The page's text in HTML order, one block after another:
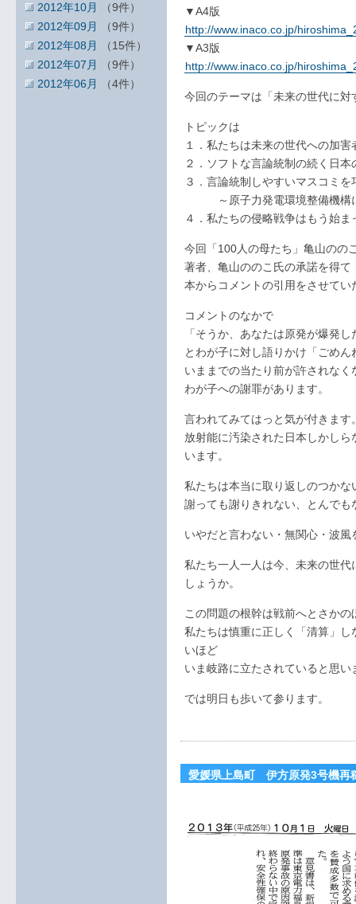
2012年10月
（9件）
2012年09月
（9件）
2012年08月
（15件）
2012年07月
（9件）
2012年06月
（4件）
▼A4版
http://www.inaco.co.jp/
▼A3版
http://www.inaco.co.jp/
今回のテーマは「未来の世代に
トピックは
１．私たちは未来の世代への加
２．ソフトな言論統制の続く日本
３．言論統制しやすいマスコミ
～原子力発電環境整備機構に
４．私たちの侵略戦争はもう始ま
今回「100人の母たち」亀山の
著者、亀山ののこ氏の承諾を得て
本からコメントの引用をさせてい
コメントのなかで
「そうか、あなたは原発が爆発
とわが子に対し語りかけ「ごめ
いままでの当たり前が許されな
わが子への謝罪があります。
言われてみてはっと気が付きます
放射能に汚染された日本しかし
います。
私たちは本当に取り返しのつか
謝っても謝りきれない、とんで
いやだと言わない・無関心・波
私たち一人一人は今、未来の世
しょうか。
この問題の根幹は戦前へとさかの
私たちは慎重に正しく「清算」
いほど
いま岐路に立たされていると思い
では明日も歩いて参ります。
愛媛県上島町 伊方原発3号機